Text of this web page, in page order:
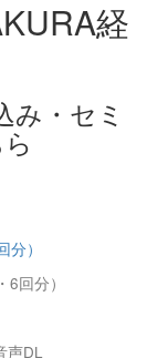
経
み・セミ
回分）
声DL